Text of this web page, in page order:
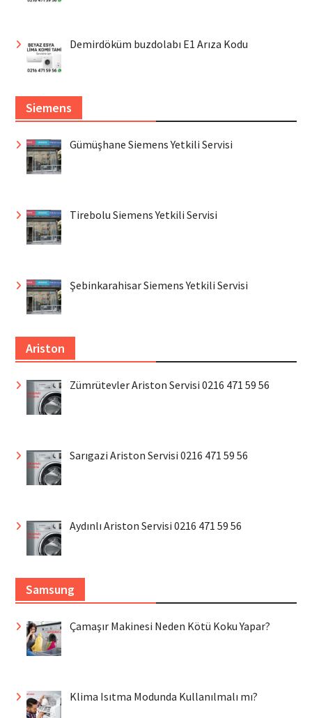
Demirdöküm buzdolabı E1 Arıza Kodu
Siemens
Gümüşhane Siemens Yetkili Servisi
Tirebolu Siemens Yetkili Servisi
Şebinkarahisar Siemens Yetkili Servisi
Ariston
Zümrütevler Ariston Servisi 0216 471 59 56
Sarıgazi Ariston Servisi 0216 471 59 56
Aydınlı Ariston Servisi 0216 471 59 56
Samsung
Çamaşır Makinesi Neden Kötü Koku Yapar?
Klima Isıtma Modunda Kullanılmalı mı?